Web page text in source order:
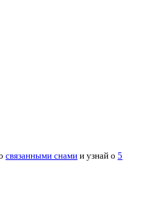
связанными снами и узнай о 5